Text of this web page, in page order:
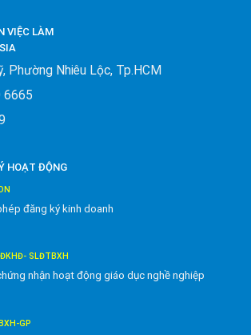
VIỆC LÀM
Phường Nhiêu Lộc, Tp.HCM
6665
HOẠT ĐỘNG
đăng ký kinh doanh
SLĐTBXH
nhận hoạt động giáo dục nghề nghiệp
GP